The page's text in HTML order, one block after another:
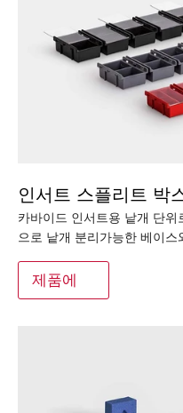
인서트 스플리트 박
카바이드 인서트용 낱개 단
으로 낱개 분리가능한 베이스
제품에